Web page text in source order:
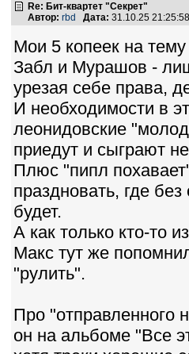
Re: Бит-квартет "Секрет"
Автор: rbd Дата: 31.10.25
Мои 5 копеек на
Забл и Мурашов -
урезая себе права,
И необходимости в
леонидовские
приедут и сыграют
Плюс "пипл
праздновать, где
будет.
А как только кто-то
Макс тут же
"рулить".
Про "отправленного
он на альбоме "Все